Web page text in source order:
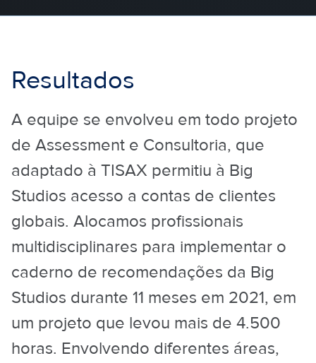
Resultados
A equipe se envolveu em todo projeto
de Assessment e Consultoria, que
adaptado à TISAX permitiu à Big
Studios acesso a contas de clientes
globais. Alocamos profissionais
multidisciplinares para implementar o
caderno de recomendações da Big
Studios durante 11 meses em 2021, em
um projeto que levou mais de 4.500
horas. Envolvendo diferentes áreas,